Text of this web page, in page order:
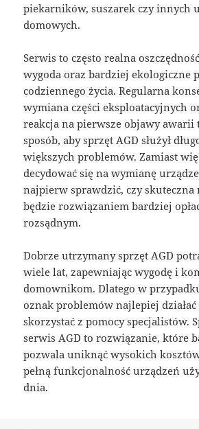
piekarników, suszarek czy innych
domowych.
Serwis to często realna
wygoda oraz bardziej ekologiczne
codziennego życia. Regularna
wymiana części eksploatacyjnych
reakcja na pierwsze objawy awarii
sposób, aby sprzęt AGD służył
większych problemów. Zamiast
decydować się na wymianę
najpierw sprawdzić, czy skuteczna
będzie rozwiązaniem bardziej
rozsądnym.
Dobrze utrzymany sprzęt AGD
wiele lat, zapewniając wygodę i
domownikom. Dlatego w
oznak problemów najlepiej działać
skorzystać z pomocy specjalistów.
serwis AGD to rozwiązanie, które
pozwala uniknąć wysokich
pełną funkcjonalność urządzeń
dnia.